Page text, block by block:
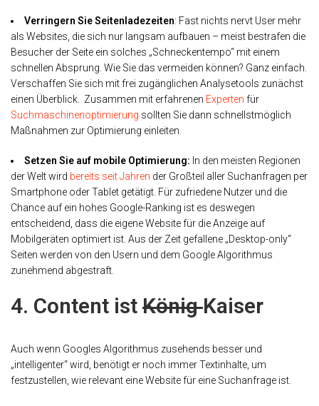
Verringern Sie Seitenladezeiten: Fast nichts nervt User mehr
als Websites, die sich nur langsam aufbauen – meist bestrafen die
Besucher der Seite ein solches „Schneckentempo“ mit einem
schnellen Absprung. Wie Sie das vermeiden können? Ganz einfach.
Verschaffen Sie sich mit frei zugänglichen Analysetools zunächst
einen Überblick. Zusammen mit erfahrenen Experten für
Suchmaschinenoptimierung sollten Sie dann schnellstmöglich
Maßnahmen zur Optimierung einleiten.
Setzen Sie auf mobile Optimierung: In den meisten Regionen
der Welt wird bereits seit Jahren der Großteil aller Suchanfragen per
Smartphone oder Tablet getätigt. Für zufriedene Nutzer und die
Chance auf ein hohes Google-Ranking ist es deswegen
entscheidend, dass die eigene Website für die Anzeige auf
Mobilgeräten optimiert ist. Aus der Zeit gefallene „Desktop-only“
Seiten werden von den Usern und dem Google Algorithmus
zunehmend abgestraft.
4. Content ist KönigKaiser
Auch wenn Googles Algorithmus zusehends besser und
„intelligenter“ wird, benötigt er noch immer Textinhalte, um
festzustellen, wie relevant eine Website für eine Suchanfrage ist.